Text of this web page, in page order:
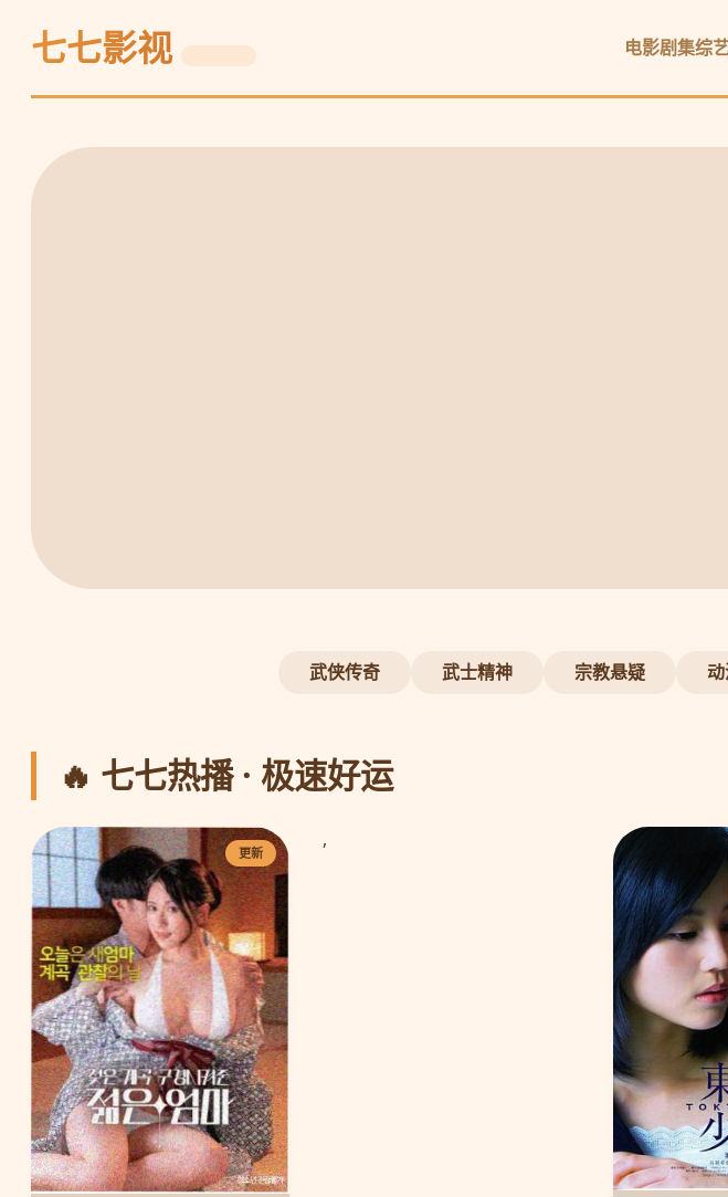
七七影视 电影剧集综
七
七
观
武侠传奇 武士精神 宗教悬疑
🔥 七七热播 · 极速好运
更新
,